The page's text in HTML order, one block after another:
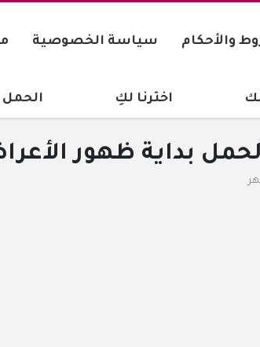
والأحكام سياسة الخصوصية
اخترنا لكِ الحمل
بداية ظهور